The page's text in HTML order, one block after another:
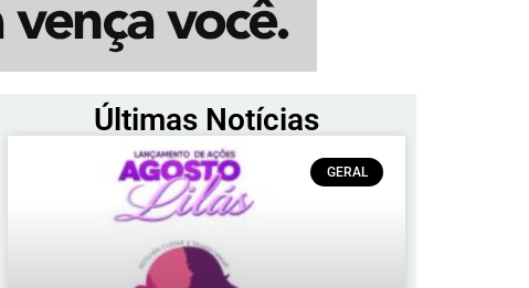
Últimas Notícias
GERAL